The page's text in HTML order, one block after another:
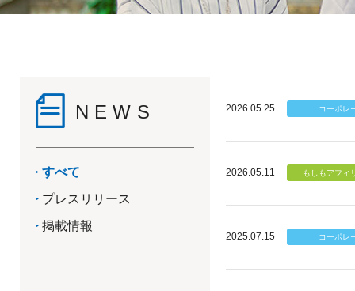
NEWS
すべて
プレスリリース
掲載情報
2026.05.25
2026.05.11
2025.07.15